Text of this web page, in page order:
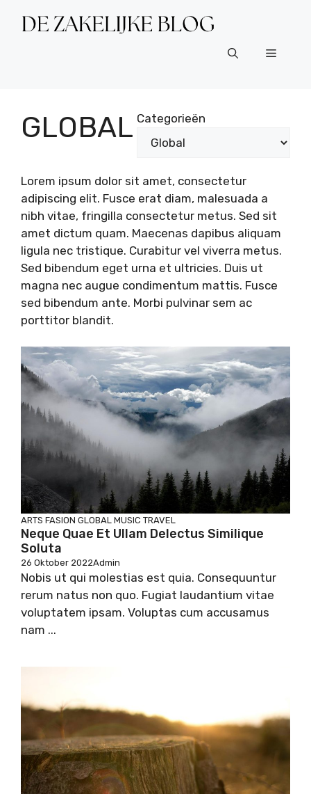
Menu
GLOBAL Categorieën
Lorem ipsum dolor sit amet, consectetur
adipiscing elit. Fusce erat diam, malesuada a
nibh vitae, fringilla consectetur metus. Sed sit
amet dictum quam. Maecenas dapibus aliquam
ligula nec tristique. Curabitur vel viverra metus.
Sed bibendum eget urna et ultricies. Duis ut
magna nec augue condimentum mattis. Fusce
sed bibendum ante. Morbi pulvinar sem ac
porttitor blandit.
ARTS FASION GLOBAL MUSIC TRAVEL
Neque Quae Et Ullam Delectus Similique
Soluta
26 Oktober 2022Admin
Nobis ut qui molestias est quia. Consequuntur
rerum natus non quo. Fugiat laudantium vitae
voluptatem ipsam. Voluptas cum accusamus
nam ...